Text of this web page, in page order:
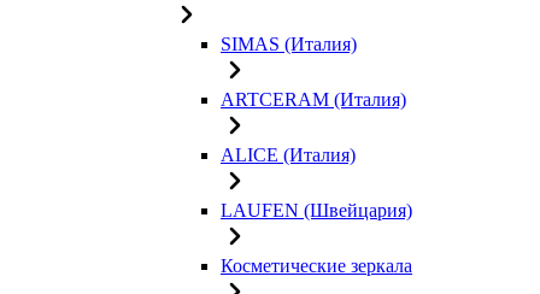
SIMAS (Италия)
ARTCERAM (Италия)
ALICE (Италия)
LAUFEN (Швейцария)
Косметические зеркала